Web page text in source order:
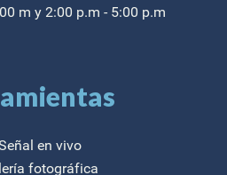
m y 2:00 p.m - 5:00 p.m
en vivo
fotográfica